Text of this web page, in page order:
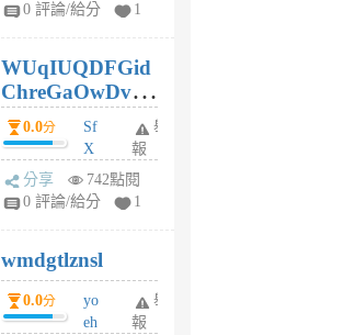
個
月
前
0 評論/給分 1
WUqIUQDFGid
ChreGaOwDv
dY0.0分
Sf
X
Pe
Jc
R
P
m
v
舉
報
分享
742點閱
0 評論/給分
1
wmdgtlznsl
0.0分
yo
eh
舉
報